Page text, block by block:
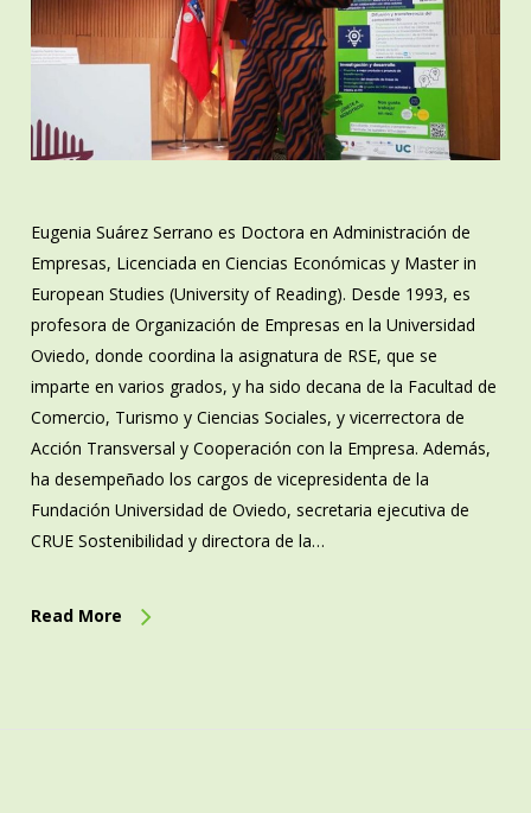
Eugenia Suárez Serrano es Doctora en Administración de
Empresas, Licenciada en Ciencias Económicas y Master in
European Studies (University of Reading). Desde 1993, es
profesora de Organización de Empresas en la Universidad
Oviedo, donde coordina la asignatura de RSE, que se
imparte en varios grados, y ha sido decana de la Facultad de
Comercio, Turismo y Ciencias Sociales, y vicerrectora de
Acción Transversal y Cooperación con la Empresa. Además,
ha desempeñado los cargos de vicepresidenta de la
Fundación Universidad de Oviedo, secretaria ejecutiva de
CRUE Sostenibilidad y directora de la…
Read More